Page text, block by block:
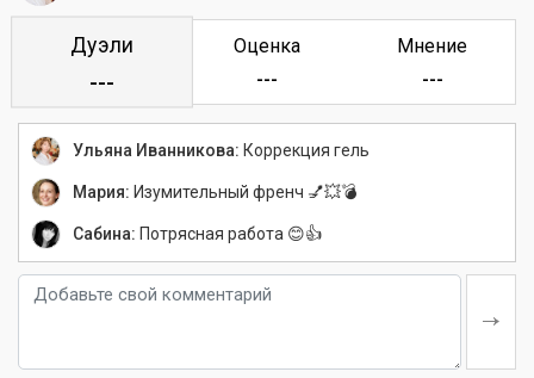
Дуэли
---
Оценка
---
Мнение
---
Ульяна Иванникова: Коррекция гель
Мария: Изумительный френч 💅💥💣
Сабина: Потрясная работа 😊👍